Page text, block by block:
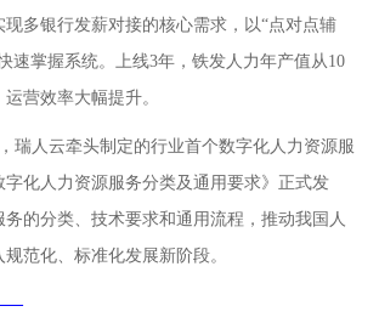
多银行发薪对接的核心需求，以“点对点辅
速掌握系统。上线3年，铁发人力年产值从10
营效率大幅提升。
人云牵头制定的行业首个数字化人力资源服
化人力资源服务分类及通用要求》正式发
的分类、技术要求和通用流程，推动我国人
范化、标准化发展新阶段。